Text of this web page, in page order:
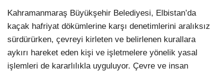
Kahramanmaraş Büyükşehir Belediyesi, Elbistan’da
kaçak hafriyat dökümlerine karşı denetimlerini aralıksız
sürdürürken, çevreyi kirleten ve belirlenen kurallara
aykırı hareket eden kişi ve işletmelere yönelik yasal
işlemleri de kararlılıkla uyguluyor. Çevre ve insan